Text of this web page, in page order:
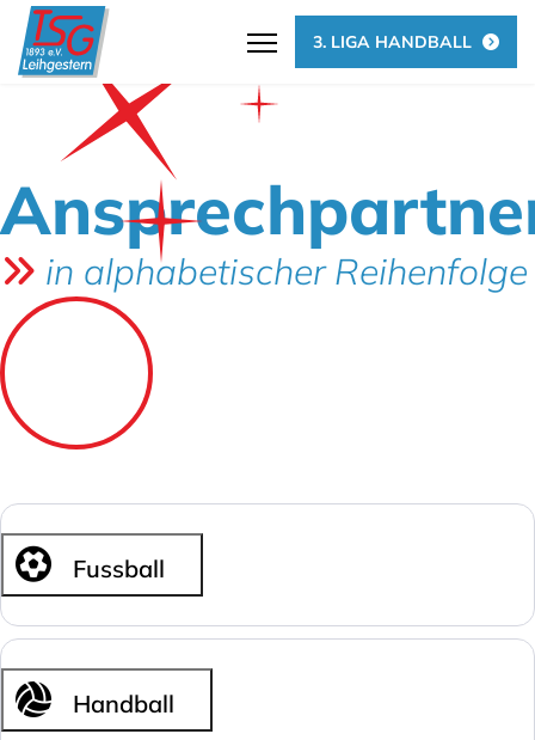
3. LIGA HANDBALL
in alphabetischer Reihenfolge
Fussball
Handball